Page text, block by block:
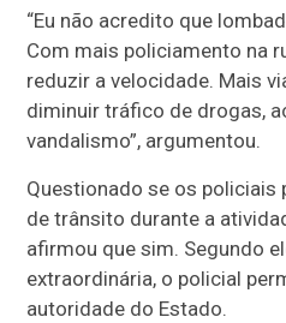
“Eu não acredito que
Com mais policiamento na
reduzir a velocidade. Mais
diminuir tráfico de drogas,
vandalismo”, argumentou.
Questionado se os policiais
de trânsito durante a
afirmou que sim. Segundo
extraordinária, o policial
autoridade do Estado.